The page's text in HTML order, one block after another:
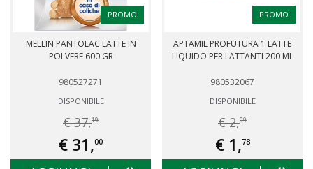
PROMO
MELLIN PANTOLAC LATTE IN
POLVERE 600 GR
980527271
DISPONIBILE
€ 37,19
€ 31,00
PROMO
APTAMIL PROFUTURA 1 LATTE
LIQUIDO PER LATTANTI 200 ML
980532067
DISPONIBILE
€ 2,09
€ 1,78